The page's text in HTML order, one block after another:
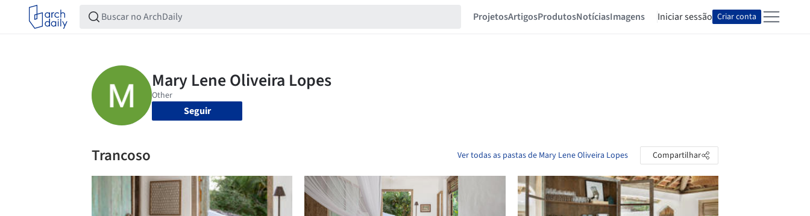
ProjetosArtigosProdutosNotíciasImagens Iniciar sessão Criar conta
Seguir
Trancoso Ver todas as pastas de Mary Lene Oliveira Lopes Compartilhar